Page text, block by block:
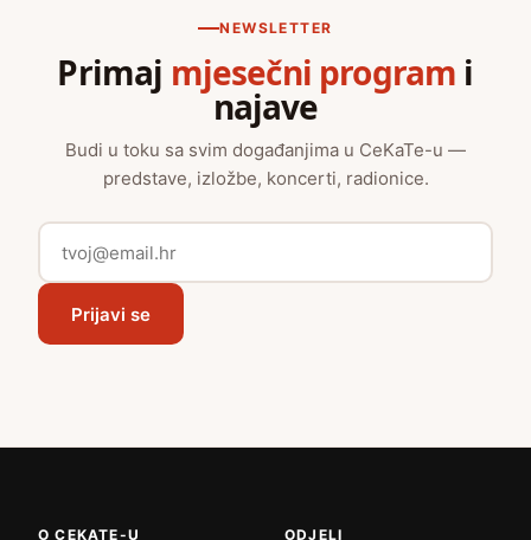
NEWSLETTER
Primaj mjesečni program i
najave
Budi u toku sa svim događanjima u CeKaTe-u —
predstave, izložbe, koncerti, radionice.
Prijavi se
O CEKATE-U ODJELI